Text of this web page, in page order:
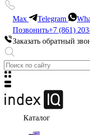
Max Telegram
Позвонить+7 (861)
Заказать обратный
Каталог